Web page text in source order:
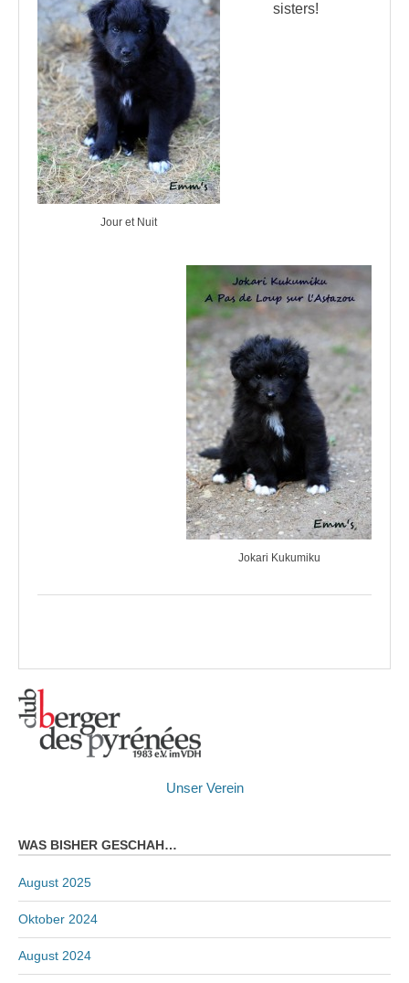
Jour et Nuit
Jokari Kukumiku
sisters!
Unser Verein
WAS BISHER GESCHAH…
August 2025
Oktober 2024
August 2024